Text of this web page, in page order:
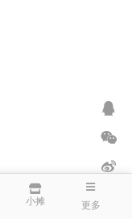
小摊 更多